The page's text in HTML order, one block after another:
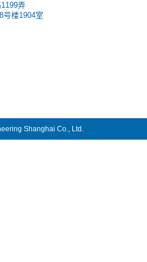
弄
号楼1904室
Shanghai Co., Ltd.